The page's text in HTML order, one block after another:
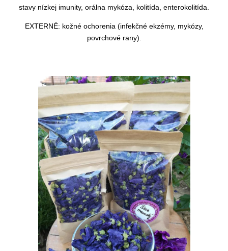
stavy nízkej imunity, orálna mykóza, kolitída, enterokolitída.
EXTERNÉ: kožné ochorenia (infekčné ekzémy, mykózy,
povrchové rany).